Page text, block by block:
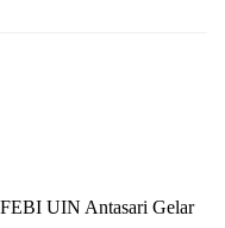
UIN Antasari Gelar